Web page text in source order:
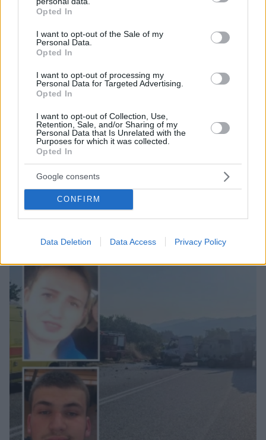
grant or deny consent to Google and its third-party tags to
use your data for below specified purposes in below Google
consent section.
Opted In
I want to opt-out of the Sale of my
Personal Data.
Opted In
I want to opt-out of processing my
Personal Data for Targeted Advertising.
Opted In
I want to opt-out of Collection, Use,
Retention, Sale, and/or Sharing of my
Personal Data that Is Unrelated with the
Purposes for which it was collected.
Opted In
Google consents
CONFIRM
Data Deletion Data Access Privacy Policy
Βίντεο: Μεθυσμένη σκότωσε νύφη λίγες ώρες
μετά τον γάμο της και στο τμήμα ζητούσε
κλαίγοντας τον πατέρα της